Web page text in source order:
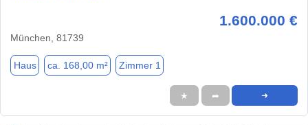
1.600.000 €
München, 81739
Haus ca. 168,00 m² Zimmer 1
★ ➦ ➜